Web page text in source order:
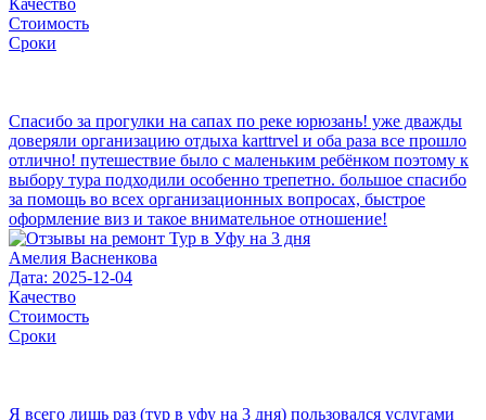
Качество
Стоимость
Сроки
Спасибо за прогулки на сапах по реке юрюзань! уже дважды
доверяли организацию отдыха karttrvel и оба раза все прошло
отлично! путешествие было с маленьким ребёнком поэтому к
выбору тура подходили особенно трепетно. большое спасибо
за помощь во всех организационных вопросах, быстрое
оформление виз и такое внимательное отношение!
Амелия Васненкова
Дата: 2025-12-04
Качество
Стоимость
Сроки
Я всего лишь раз (тур в уфу на 3 дня) пользовался услугами